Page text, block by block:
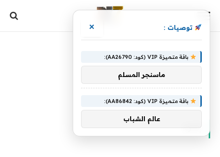
الرئيسية »إثارة
إثارة
توصيات : ×
باقة متميزة VIP (كود: AA26790):
ماسنجر المسلم
باقة متميزة VIP (كود: AA86842):
عالم الشباب